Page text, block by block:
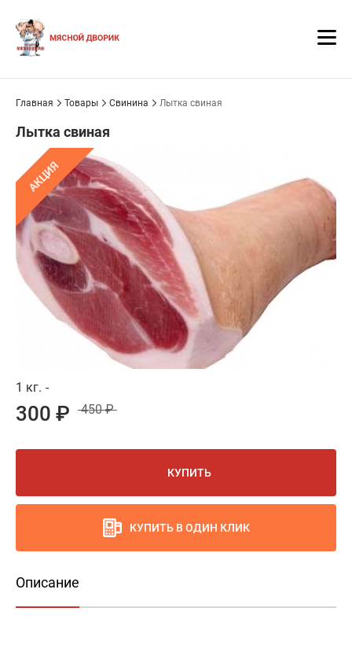
Главная Товары Свинина Лытка свиная
Лытка свиная
АКЦИЯ
1 кг. -
300 ₽ 450 ₽
КУПИТЬ
КУПИТЬ В ОДИН КЛИК
Описание